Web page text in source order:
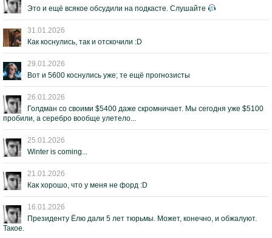
Это и ещё всякое обсудили на подкасте. Слушайте
31.01.2026
Как коснулись, так и отскочили :D
29.01.2026
Вот и 5600 коснулись уже; те ещё прогнозисты
26.01.2026
Голдман со своими $5400 даже скромничает. Мы сегодня уже $5100
пробили, а серебро вообще улетело...
25.01.2026
Winter is coming...
21.01.2026
Как хорошо, что у меня не форд :D
16.01.2026
Президенту Ёлю дали 5 лет тюрьмы. Может, конечно, и обжалуют.
Такое.